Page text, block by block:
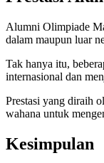
Alumni Olimpiade
dalam maupun luar
Tak hanya itu,
internasional dan
Prestasi yang diraih
wahana untuk
Kesimpulan